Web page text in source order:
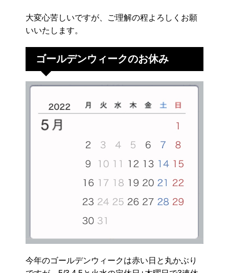
大変心苦しいですが、ご理解の程よろしくお願
いいたします。
ゴールデンウィークのお休み
今年のゴールデンウィークは赤い日と丸かぶり